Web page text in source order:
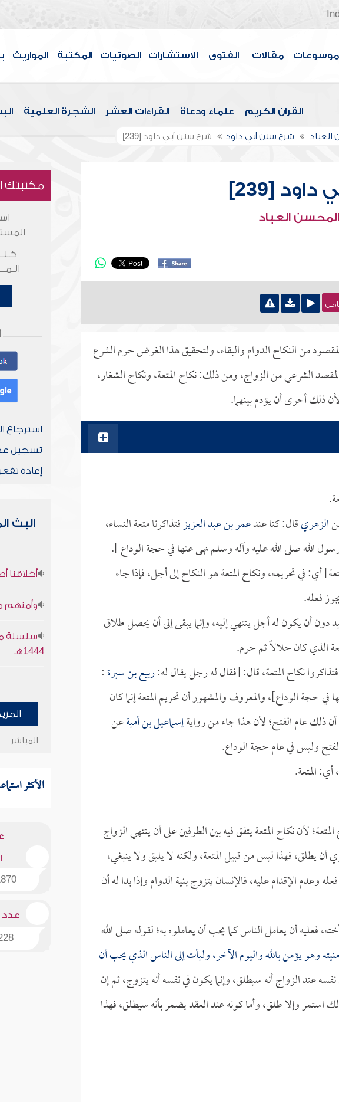
موسوعات مقالات الفتوى الاستشارات الصوتيات المكتبة المواريث
القرآن الكريم علماء ودعاة القراءات العشر الشجرة العلمية
شرح سنن أبي داود شرح سنن أبي داود [239]
[239]
العباد
من النكاح الدوام والبقاء، ولتحقيق هذا الغرض حرم الشرع
الشرعي من الزواج، ومن ذلك: نكاح المتعة، ونكاح الشغار،
ذلك أحرى أن يؤدم بينهما.
الزهريقال: كنا عندعمر بن عبد العزيزفتذاكرنا متعة النساء،
الله صلى الله عليه وآله وسلم نهى عنها في حجة الوداع ].
أي: في تحريمه، ونكاح المتعة هو النكاح إلى أجل، فإذا جاء
فعله.
دون أن يكون له أجل ينتهي إليه، وإنما يبقى إلى أن يحصل طلاق
الذي كان حلالاً ثم حرم.
فتذاكروا نكاح المتعة، قال: [فقال له رجل يقال له:ربيع بن سبرة:
حجة الوداع]، والمعروف والمشهور أن تحريم المتعة إنما كان
ذلك عام الفتح؛ لأن هذا جاء من روايةإسماعيل بن أميةعن
وليس في عام حجة الوداع.
المتعة.
لأن نكاح المتعة يتفق فيه بين الطرفين على أن ينتهي الزواج
يطلق، فهذا ليس من قبيل المتعة، ولكنه لا يليق ولا ينبغي،
وعدم الإقدام عليه، فالإنسان يتزوج بنية الدوام وإذا بدا له أن
فعليه أن يعامل الناس كما يحب أن يعاملوه به؛ لقوله صلى الله
وهو يؤمن بالله واليوم الآخر، وليأت إلى الناس الذي يحب أن
عند الزواج أنه سيطلق، وإنما يكون في نفسه أنه يتزوج، ثم إن
استمر وإلا طلق، وأما كونه عند العقد يضمر بأنه سيطلق، فهذا
مكتبتك
استرجاع
تسجيل
إعادة
البث
أخلاقنا
وأمنهم
سلسلة
1444هـ
المباشر
الأكثر
عدد